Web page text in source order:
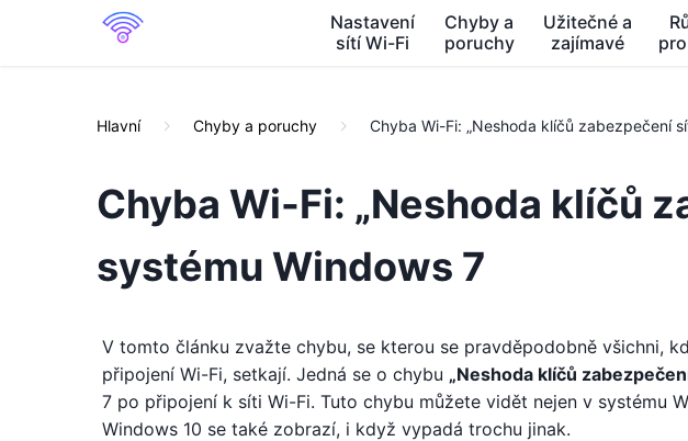
Nastavení
sítí Wi-Fi
Chyby a
poruchy
Užitečné a
zajímavé
Hlavní Chyby a poruchy Chyba Wi-Fi: „Neshoda klíčů zabezpečení
Chyba Wi-Fi: „Neshoda klíčů
systému Windows 7
V tomto článku zvažte chybu, se kterou se pravděpodobně všichni,
připojení Wi-Fi, setkají. Jedná se o chybu „Neshoda klíčů
7 po připojení k síti Wi-Fi. Tuto chybu můžete vidět nejen v systému
Windows 10 se také zobrazí, i když vypadá trochu jinak.